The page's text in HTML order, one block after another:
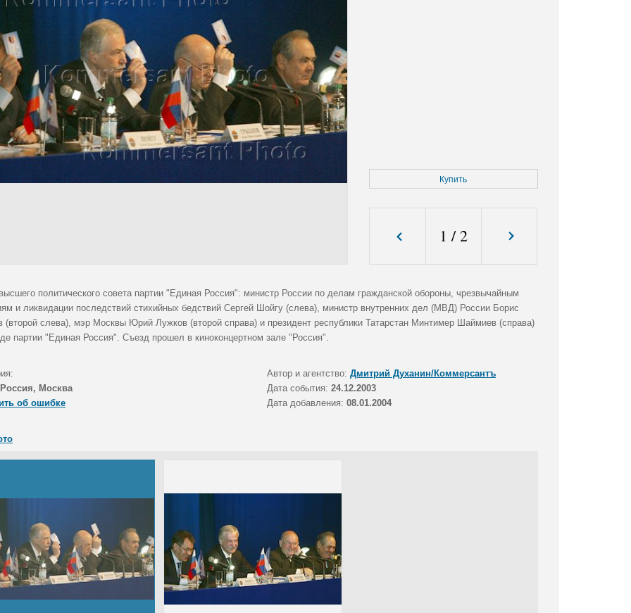
Купить
1 /2
политического совета партии "Единая Россия": министр России по делам гражданской обороны, чрезвычайным
и ликвидации последствий стихийных бедствий Сергей Шойгу (слева), министр внутренних дел (МВД) России Борис
(второй слева), мэр Москвы Юрий Лужков (второй справа) и президент республики Татарстан Минтимер Шаймиев (справа)
партии "Единая Россия". Съезд прошел в киноконцертном зале "Россия".
Автор и агентство: Дмитрий Духанин/Коммерсантъ
Россия, Москва Дата события: 24.12.2003
об ошибке
Дата добавления: 08.01.2004